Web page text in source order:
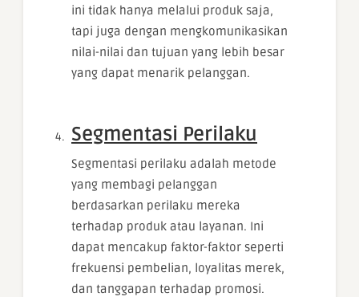
ini tidak hanya melalui produk saja,
tapi juga dengan mengkomunikasikan
nilai-nilai dan tujuan yang lebih besar
yang dapat menarik pelanggan.
Segmentasi Perilaku
Segmentasi perilaku adalah metode
yang membagi pelanggan
berdasarkan perilaku mereka
terhadap produk atau layanan. Ini
dapat mencakup faktor-faktor seperti
frekuensi pembelian, loyalitas merek,
dan tanggapan terhadap promosi.